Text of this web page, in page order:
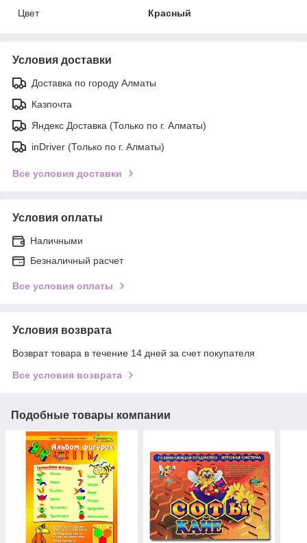
Цвет
Красный
Условия доставки
Доставка по городу Алматы
Казпочта
Яндекс Доставка (Только по г. Алматы)
inDriver (Только по г. Алматы)
Все условия доставки
Условия оплаты
Наличными
Безналичный расчет
Все условия оплаты
Условия возврата
Возврат товара в течение 14 дней за счет покупателя
Все условия возврата
Подобные товары компании